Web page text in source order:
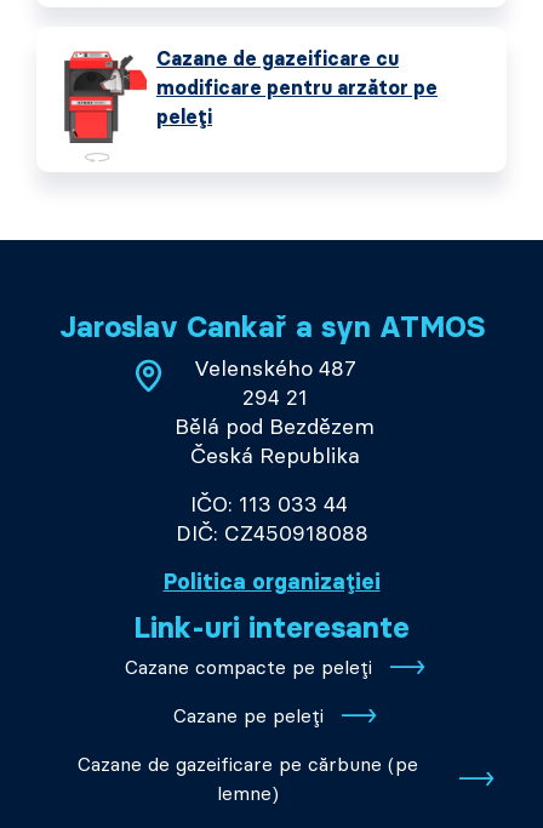
Cazane de gazeificare cu
modificare pentru arzător pe
peleți
Jaroslav Cankař a syn ATMOS
Velenského 487
294 21
Bělá pod Bezdězem
Česká Republika
IČO: 113 033 44
DIČ: CZ450918088
Politica organizației
Link-uri interesante
Cazane compacte pe peleți
Cazane pe peleți
Cazane de gazeificare pe cărbune (pe
lemne)